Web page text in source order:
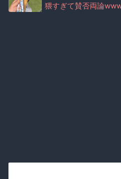
猥すぎて賛否両論